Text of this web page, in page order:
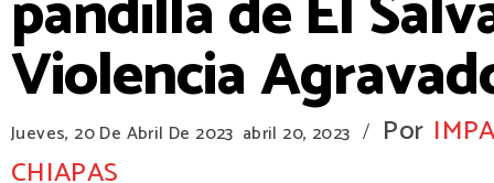
Violencia
Jueves, 20 De Abril De 2023 abril 20, 2023 / Por
CHIAPAS